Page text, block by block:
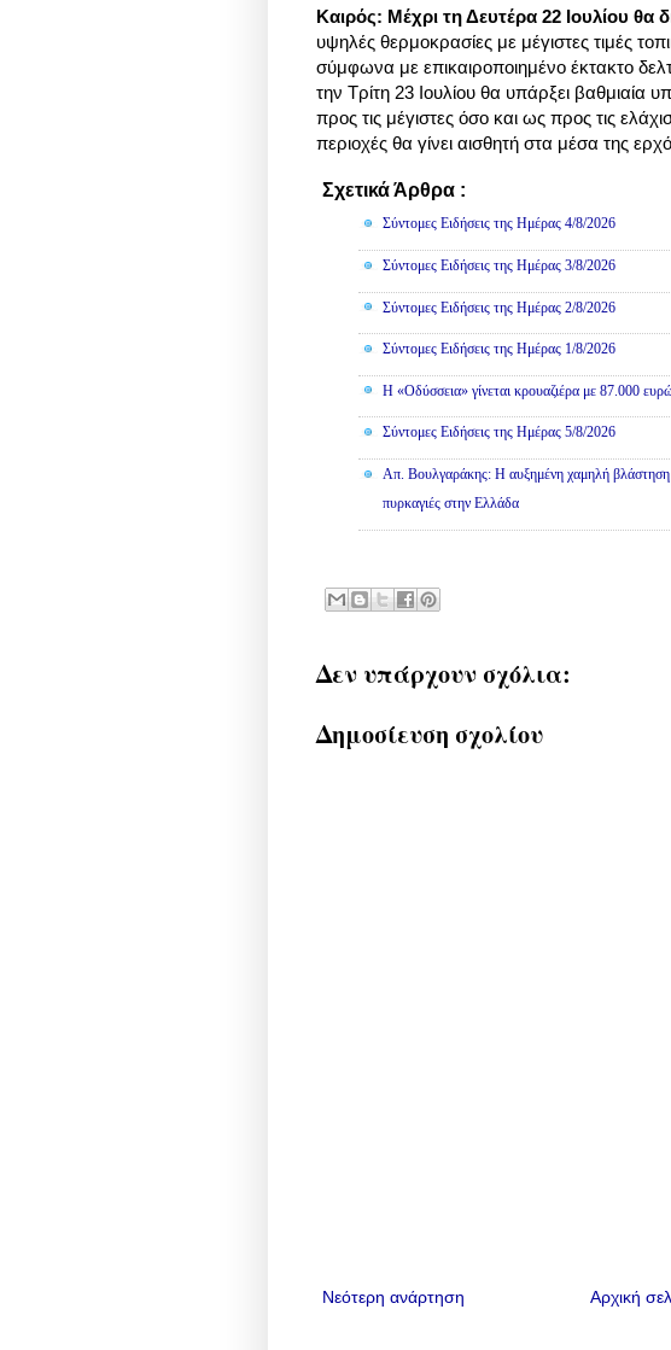
Καιρός: Μέχρι τη Δευτέρα 22 Ιουλίου
υψηλές θερμοκρασίες με μέγιστες τιμές
σύμφωνα με επικαιροποιημένο έκτακτο
την Τρίτη 23 Ιουλίου θα υπάρξει
προς τις μέγιστες όσο και ως προς τις
περιοχές θα γίνει αισθητή στα μέσα της
Σχετικά Άρθρα :
Σύντομες Ειδήσεις της Ημέρας 4/8/2026
Σύντομες Ειδήσεις της Ημέρας 3/8/2026
Σύντομες Ειδήσεις της Ημέρας 2/8/2026
Σύντομες Ειδήσεις της Ημέρας 1/8/2026
Η «Οδύσσεια» γίνεται κρουαζιέρα με 87.000
Σύντομες Ειδήσεις της Ημέρας 5/8/2026
Απ. Βουλγαράκης: Η αυξημένη χαμηλή βλάστηση
πυρκαγιές στην Ελλάδα
Δεν υπάρχουν σχόλια:
Δημοσίευση σχολίου
Νεότερη ανάρτηση Αρχική